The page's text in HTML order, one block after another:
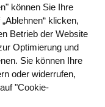
und Ärzte
Sie die Details zu
können Sie Ihre
klicken,
Betrieb der Website
Optimierung und
Sie können Ihre
oder widerrufen,
"Cookie-